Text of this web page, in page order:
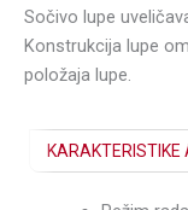
Sočivo lupe
Konstrukcija lupe
položaja lupe.
KARAKTERISTIKE